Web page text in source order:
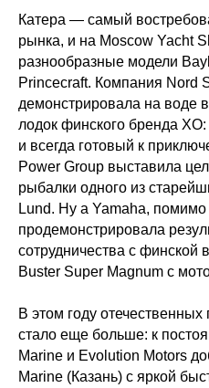
Катера — самый
рынка, и на Moscow Yacht
разнообразные модели
Princecraft. Компания Nord
демонстрировала на воде
лодок финского бренда
и всегда готовый к
Power Group выставила
рыбалки одного из
Lund. Ну а Yamaha, помимо
продемонстрировала
сотрудничества с
Buster Super Magnum с
В этом году
стало еще больше: к
Marinе и Evolution Motors
Marine (Казань) с яркой